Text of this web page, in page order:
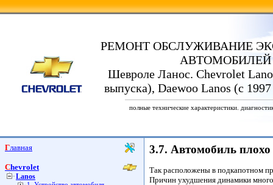
РЕМОНТ ОБСЛУЖИВАНИЕ
АВТОМОБИЛЕЙ
Шевроле Ланос. Chevrolet
выпуска), Daewoo Lanos (с
полные технические характеристики.
Главная
Chevrolet
Lanos
3.7. Автомобиль плохо
Так расположены в подкапотном
Причин ухудшения динамики